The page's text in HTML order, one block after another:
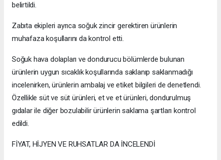
belirtildi.
Zabıta ekipleri ayrıca soğuk zincir gerektiren ürünlerin
muhafaza koşullarını da kontrol etti.
Soğuk hava dolapları ve dondurucu bölümlerde bulunan
ürünlerin uygun sıcaklık koşullarında saklanıp saklanmadığı
incelenirken, ürünlerin ambalaj ve etiket bilgileri de denetlendi.
Özellikle süt ve süt ürünleri, et ve et ürünleri, dondurulmuş
gıdalar ile diğer bozulabilir ürünlerin saklama şartları kontrol
edildi.
FİYAT, HİJYEN VE RUHSATLAR DA İNCELENDİ